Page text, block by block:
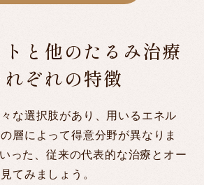
と他のたるみ治療
ぞれの特徴
な選択肢があり、用いるエネル
層によって得意分野が異なりま
った、従来の代表的な治療とオー
てみましょう。